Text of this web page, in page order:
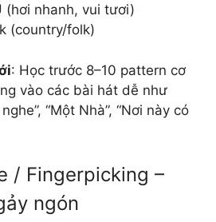
(hơi nhanh, vui tươi)
(country/folk)
: Học trước 8–10 pattern cơ
vào các bài hát dễ như
“Một Nhà”, “Nơi này có
/ Fingerpicking –
ngón